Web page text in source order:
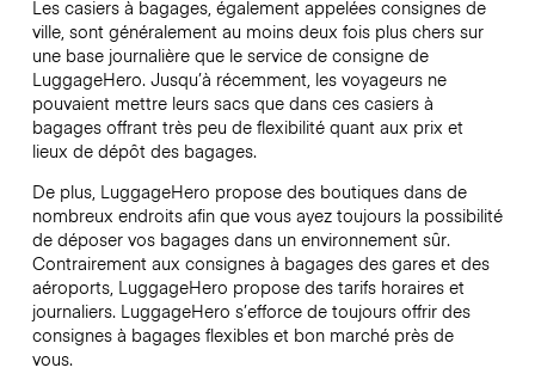
Les casiers à bagages, également appelées consignes de
ville, sont généralement au moins deux fois plus chers sur
une base journalière que le service de consigne de
LuggageHero. Jusqu’à récemment, les voyageurs ne
pouvaient mettre leurs sacs que dans ces casiers à
bagages offrant très peu de flexibilité quant aux prix et
lieux de dépôt des bagages.
De plus, LuggageHero propose des boutiques dans de
nombreux endroits afin que vous ayez toujours la possibilité
de déposer vos bagages dans un environnement sûr.
Contrairement aux consignes à bagages des gares et des
aéroports, LuggageHero propose des tarifs horaires et
journaliers. LuggageHero s’efforce de toujours offrir des
consignes à bagages flexibles et bon marché près de
vous.